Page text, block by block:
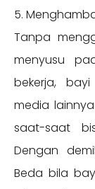
5.
Tanpa
menyusu
bekerja,
media
saat-saat
Dengan
Beda bila